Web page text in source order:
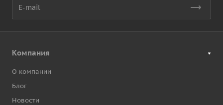
Компания
О компании
Блог
Новости